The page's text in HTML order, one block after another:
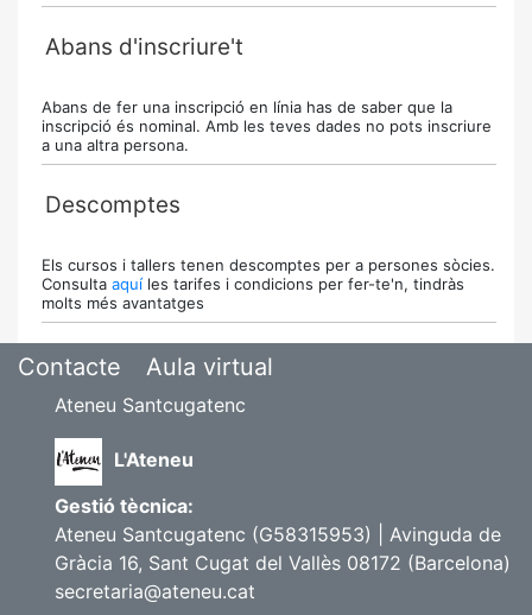
Abans d'inscriure't
Abans de fer una inscripció en línia has de saber que la
inscripció és nominal. Amb les teves dades no pots inscriure
a una altra persona.
Descomptes
Els cursos i tallers tenen descomptes per a persones sòcies.
Consulta aquí les tarifes i condicions per fer-te'n, tindràs
molts més avantatges
Contacte Aula virtual
Ateneu Santcugatenc
L'Ateneu
Gestió tècnica:
Ateneu Santcugatenc (G58315953) | Avinguda de
Gràcia 16, Sant Cugat del Vallès 08172 (Barcelona)
secretaria@ateneu.cat